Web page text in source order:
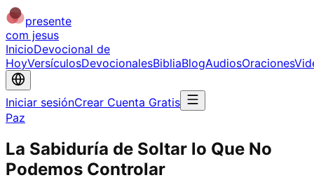
presente
com jesus
InicioDevocional de
HoyVersículosDevocionalesBibliaBlogAudiosOraciones
Iniciar sesiónCrear Cuenta Gratis
Paz
La Sabiduría de Soltar lo Que No
Podemos Controlar